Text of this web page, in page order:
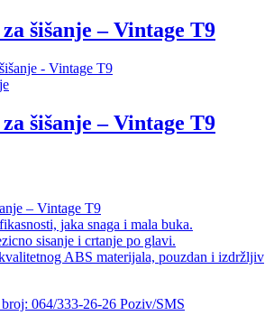
šišanje – Vintage T9
šišanje – Vintage T9
– Vintage T9
jaka snaga i mala buka.
sisanje i crtanje po glavi.
ABS materijala, pouzdan i izdržljiv
064/333-26-26 Poziv/SMS